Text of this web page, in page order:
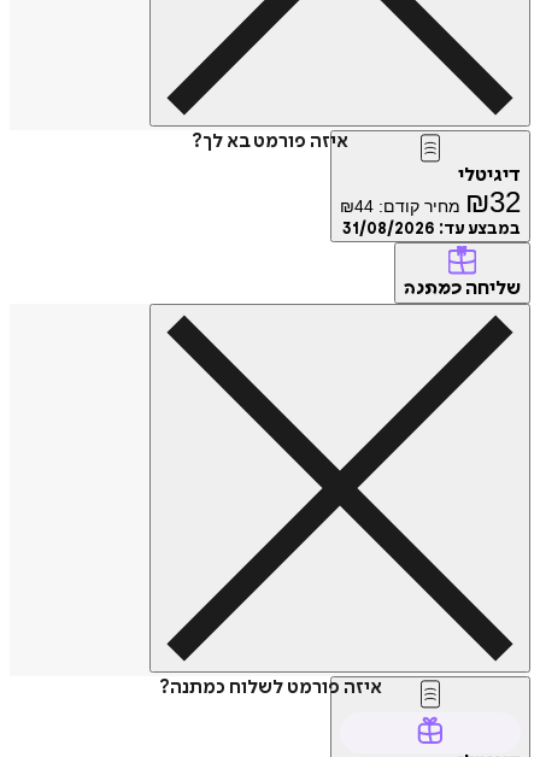
איזה פורמט בא לך?
דיגיטלי
₪32 מחיר קודם: ₪44
במבצע עד: 31/08/2026
שליחה כמתנה
איזה פורמט לשלוח כמתנה?